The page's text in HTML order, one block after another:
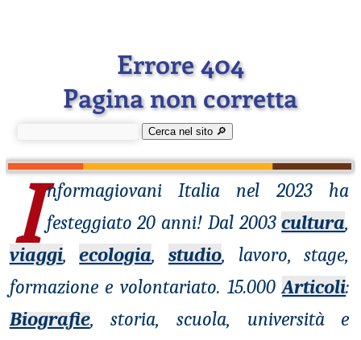
Errore 404
Pagina non corretta
Cerca nel sito 🔎︎
I nformagiovaniItalia nel 2023 ha
festeggiato 20 anni! Dal 2003cultura,
viaggi,ecologia, studio, lavoro, stage,
formazione e volontariato. 15.000Articoli:
Biografie, storia, scuola, università e